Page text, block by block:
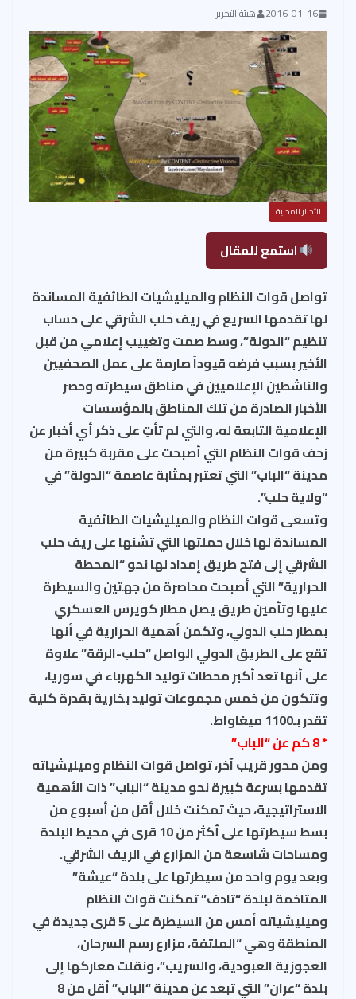
2016-01-16 هيئة التحرير
الأخبار المحلية
استمع للمقال
تواصل قوات النظام والميليشيات الطائفية المساندة
لها تقدمها السريع في ريف حلب الشرقي على حساب
تنظيم “الدولة”، وسط صمت وتغييب إعلامي من قبل
الأخير بسبب فرضه قيوداً صارمة على عمل الصحفيين
والناشطين الإعلاميين في مناطق سيطرته وحصر
الأخبار الصادرة من تلك المناطق بالمؤسسات
الإعلامية التابعة له، والتي لم تأتِ على ذكر أي أخبار عن
زحف قوات النظام التي أصبحت على مقربة كبيرة من
مدينة “الباب” التي تعتبر بمثابة عاصمة “الدولة” في
“ولاية حلب”.
وتسعى قوات النظام والميليشيات الطائفية
المساندة لها خلال حملتها التي تشنها على ريف حلب
الشرقي إلى فتح طريق إمداد لها نحو “المحطة
الحرارية” التي أصبحت محاصرة من جهتين والسيطرة
عليها وتأمين طريق يصل مطار كويرس العسكري
بمطار حلب الدولي، وتكمن أهمية الحرارية في أنها
تقع على الطريق الدولي الواصل “حلب-الرقة” علاوة
على أنها تعد أكبر محطات توليد الكهرباء في سوريا،
وتتكون من خمس مجموعات توليد بخارية بقدرة كلية
تقدر بـ1100 ميغاواط.
* 8 كم عن “الباب”
ومن محور قريب آخر، تواصل قوات النظام وميليشياته
تقدمها بسرعة كبيرة نحو مدينة “الباب” ذات الأهمية
الاستراتيجية، حيث تمكنت خلال أقل من أسبوع من
بسط سيطرتها على أكثر من 10 قرى في محيط البلدة
ومساحات شاسعة من المزارع في الريف الشرقي.
وبعد يوم واحد من سيطرتها على بلدة “عيشة”
المتاخمة لبلدة “تادف” تمكنت قوات النظام
وميليشياته أمس من السيطرة على 5 قرى جديدة في
المنطقة وهي “الملتفة، مزارع رسم السرحان،
العجوزية العبودية، والسريب”، ونقلت معاركها إلى
بلدة “عران” التي تبعد عن مدينة “الباب” أقل من 8